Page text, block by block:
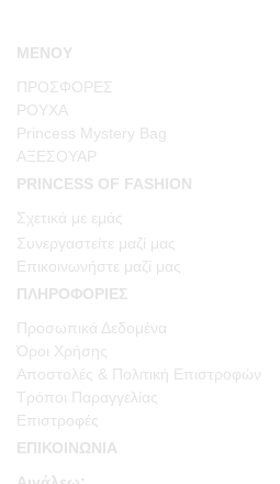
ΜΕΝΟΥ
ΠΡΟΣΦΟΡΕΣ
ΡΟΥΧΑ
Princess Mystery Bag
ΑΞΕΣΟΥΑΡ
PRINCESS OF FASHION
Σχετικά με εμάς
Συνεργαστείτε μαζί μας
Επικοινωνήστε μαζί μας
ΠΛΗΡΟΦΟΡΙΕΣ
Προσωπικά Δεδομένα
Όροι Χρήσης
Αποστολές & Πολιτική Επιστροφών
Τρόποι Παραγγελίας
Επιστροφές
ΕΠΙΚΟΙΝΩΝΙΑ